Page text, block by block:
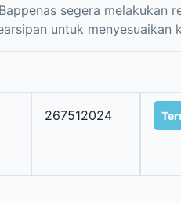
segera melakukan
untuk menyesuaikan
267512024